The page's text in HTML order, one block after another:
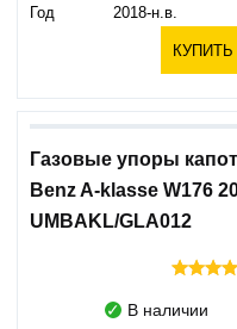
Год
2018-н.в.
КУПИТЬ
Газовые упоры
Benz A-klasse W176
UMBAKL/GLA012
В наличии